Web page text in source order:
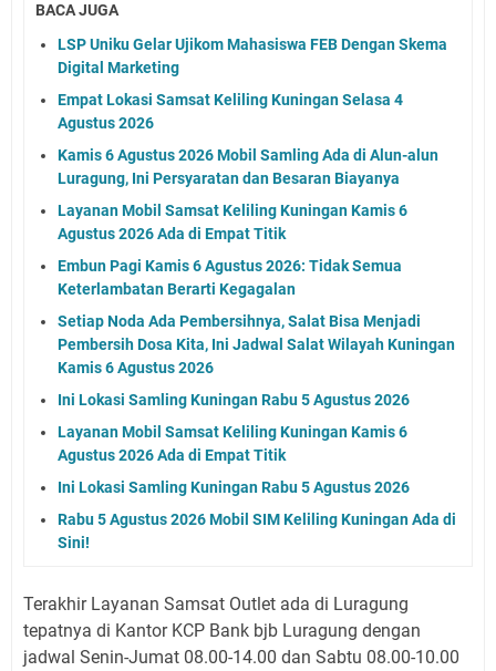
BACA JUGA
LSP Uniku Gelar Ujikom Mahasiswa FEB Dengan Skema
Digital Marketing
Empat Lokasi Samsat Keliling Kuningan Selasa 4
Agustus 2026
Kamis 6 Agustus 2026 Mobil Samling Ada di Alun-alun
Luragung, Ini Persyaratan dan Besaran Biayanya
Layanan Mobil Samsat Keliling Kuningan Kamis 6
Agustus 2026 Ada di Empat Titik
Embun Pagi Kamis 6 Agustus 2026: Tidak Semua
Keterlambatan Berarti Kegagalan
Setiap Noda Ada Pembersihnya, Salat Bisa Menjadi
Pembersih Dosa Kita, Ini Jadwal Salat Wilayah Kuningan
Kamis 6 Agustus 2026
Ini Lokasi Samling Kuningan Rabu 5 Agustus 2026
Layanan Mobil Samsat Keliling Kuningan Kamis 6
Agustus 2026 Ada di Empat Titik
Ini Lokasi Samling Kuningan Rabu 5 Agustus 2026
Rabu 5 Agustus 2026 Mobil SIM Keliling Kuningan Ada di
Sini!
Terakhir Layanan Samsat Outlet ada di Luragung
tepatnya di Kantor KCP Bank bjb Luragung dengan
jadwal Senin-Jumat 08.00-14.00 dan Sabtu 08.00-10.00